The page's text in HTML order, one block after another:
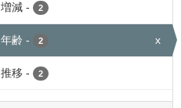
増減 - 2
年齢 - 2 x
推移 - 2